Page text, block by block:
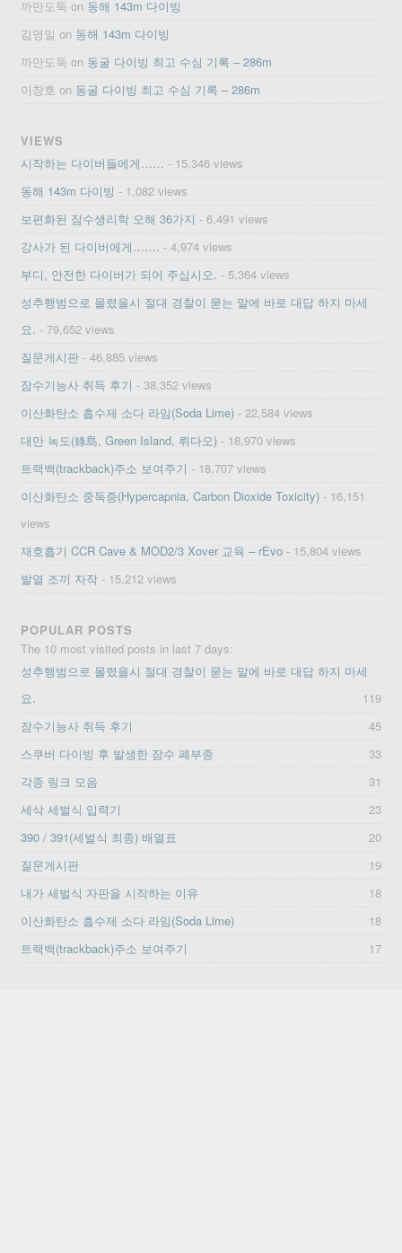
까만도둑 on 동해 143m 다이빙
김영일 on 동해 143m 다이빙
까만도둑 on 동굴 다이빙 최고 수심 기록 – 286m
이창호 on 동굴 다이빙 최고 수심 기록 – 286m
VIEWS
시작하는 다이버들에게…… - 15,346 views
동해 143m 다이빙 - 1,082 views
보편화된 잠수생리학 오해 36가지 - 6,491 views
강사가 된 다이버에게……. - 4,974 views
부디, 안전한 다이버가 되어 주십시오. - 5,364 views
성추행범으로 몰렸을시 절대 경찰이 묻는 말에 바로 대답 하지 마세
요. - 79,652 views
질문게시판 - 46,885 views
잠수기능사 취득 후기 - 38,352 views
이산화탄소 흡수제 소다 라임(Soda Lime) - 22,584 views
대만 녹도(綠島, Green Island, 뤼다오) - 18,970 views
트랙백(trackback)주소 보여주기 - 18,707 views
이산화탄소 중독증(Hypercapnia, Carbon Dioxide Toxicity) - 16,151
views
재호흡기 CCR Cave & MOD2/3 Xover 교육 – rEvo - 15,804 views
발열 조끼 자작 - 15,212 views
POPULAR POSTS
The 10 most visited posts in last 7 days:
성추행범으로 몰렸을시 절대 경찰이 묻는 말에 바로 대답 하지 마세
요.
119
잠수기능사 취득 후기
45
스쿠버 다이빙 후 발생한 잠수 폐부종
33
각종 링크 모음
31
세삭 세벌식 입력기
23
390 / 391(세벌식 최종) 배열표
20
질문게시판
19
내가 세벌식 자판을 시작하는 이유
18
이산화탄소 흡수제 소다 라임(Soda Lime)
18
트랙백(trackback)주소 보여주기
17